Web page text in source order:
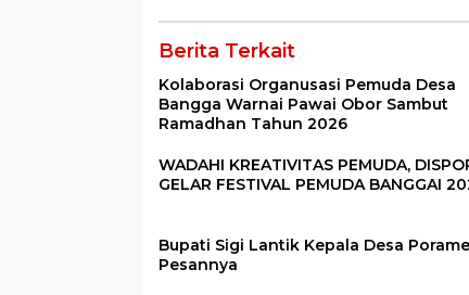
Berita Terkait
Kolaborasi Organusasi Pemuda Desa
Bangga Warnai Pawai Obor Sambut
Ramadhan Tahun 2026
WADAHI KREATIVITAS PEMUDA,
GELAR FESTIVAL PEMUDA BANGGAI
Bupati Sigi Lantik Kepala Desa
Pesannya